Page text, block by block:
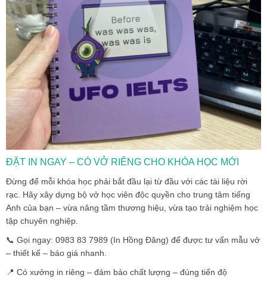
ĐẶT IN NGAY – CÓ VỞ RIÊNG CHO KHÓA HỌC MỚI
Đừng để mỗi khóa học phải bắt đầu lại từ đầu với các tài liệu rời
rạc. Hãy xây dựng bộ vở học viên độc quyền cho trung tâm tiếng
Anh của bạn – vừa nâng tầm thương hiệu, vừa tạo trải nghiệm học
tập chuyên nghiệp.
📞 Gọi ngay: 0983 83 7989 (In Hồng Đăng) để được tư vấn mẫu vở
– thiết kế – báo giá nhanh.
📍 Có xưởng in riêng – đảm bảo chất lượng – đúng tiến độ